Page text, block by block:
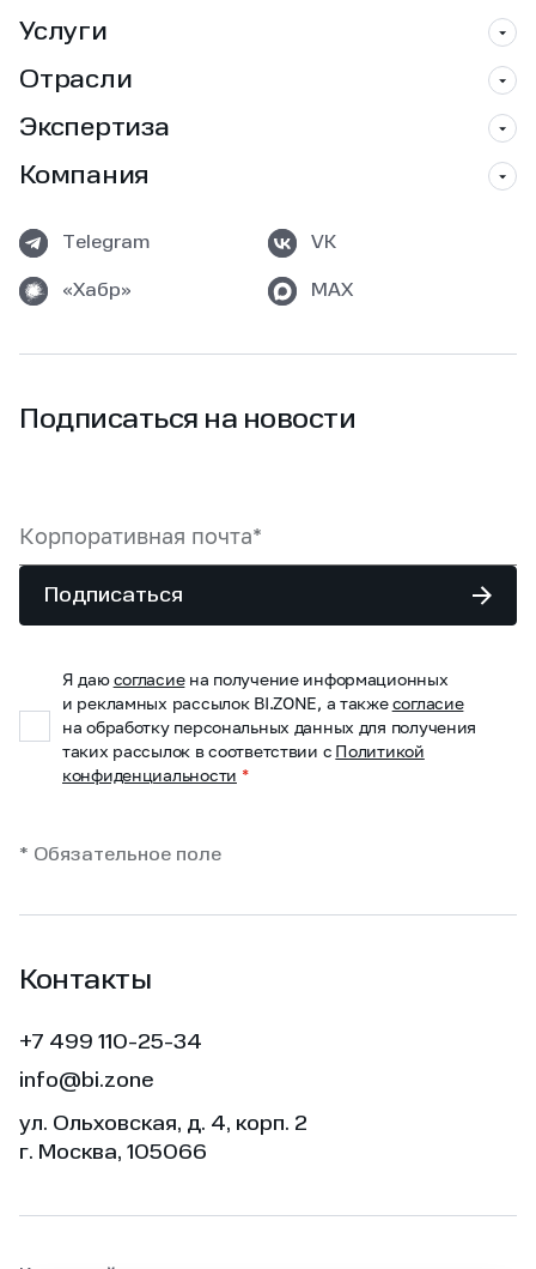
Услуги
Отрасли
Экспертиза
Компания
Telegram VK
«Хабр» MAX
Подписаться на новости
Подписаться
Я даюсогласиена получение информационных
и рекламных рассылок BI.ZONE, а такжесогласие
на обработку персональных данных для получения
таких рассылок в соответствии с Политикой
конфиденциальности *
* Обязательное поле
Контакты
+7 499 110-25-34
info@bi.zone
ул. Ольховская, д. 4, корп. 2
г. Москва, 105066